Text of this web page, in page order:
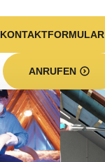
KONTAKTFORMULAR
ANRUFEN